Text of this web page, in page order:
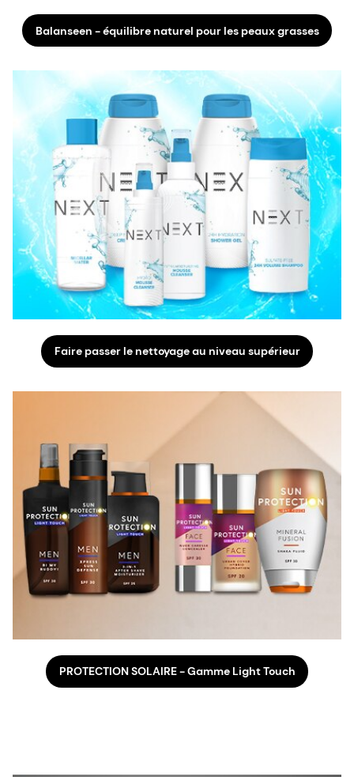
Balanseen - équilibre naturel pour les peaux grasses
Faire passer le nettoyage au niveau supérieur
PROTECTION SOLAIRE - Gamme Light Touch